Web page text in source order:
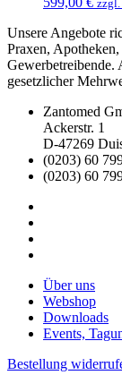
Unsere Angebote
Praxen,
Gewerbetreibende.
gesetzlicher
Zantomed
Ackerstr. 1
D-47269
(0203) 60
(0203) 60
Über uns
Webshop
Downloads
Events,
Bestellung